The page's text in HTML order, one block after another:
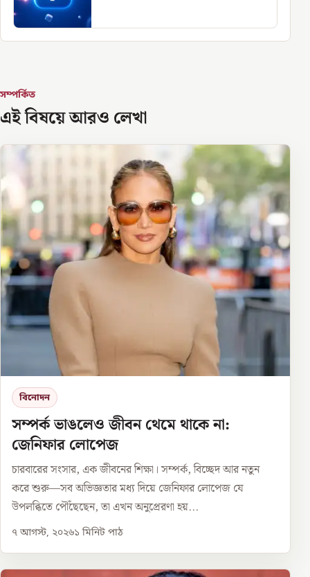
সম্পর্কিত
এই বিষয়ে আরও লেখা
বিনোদন
সম্পর্ক ভাঙলেও জীবন থেমে থাকে না:
জেনিফার লোপেজ
চারবারের সংসার, এক জীবনের শিক্ষা। সম্পর্ক, বিচ্ছেদ আর নতুন
করে শুরু—সব অভিজ্ঞতার মধ্য দিয়ে জেনিফার লোপেজ যে
উপলব্ধিতে পৌঁছেছেন, তা এখন অনুপ্রেরণা হয়...
৭ আগস্ট, ২০২৬১ মিনিট পাঠ